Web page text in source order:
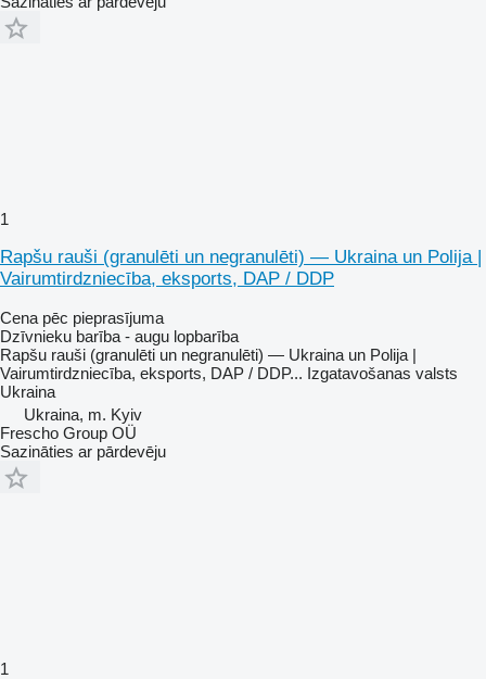
1
Rapšu rauši (granulēti un negranulēti) — Ukraina un Polija |
Vairumtirdzniecība, eksports, DAP / DDP
Cena pēc pieprasījuma
Dzīvnieku barība - augu lopbarība
Rapšu rauši (granulēti un negranulēti) — Ukraina un Polija |
Vairumtirdzniecība, eksports, DAP / DDP... Izgatavošanas valsts
Ukraina
Ukraina, m. Kyiv
Frescho Group OÜ
Sazināties ar pārdevēju
1